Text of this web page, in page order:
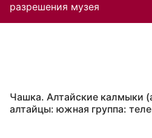
разрешения музея
Чашка. Алтайские калмыки
алтайцы: южная группа: